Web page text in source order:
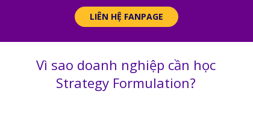
LIÊN HỆ FANPAGE
Vì sao doanh nghiệp cần học
Strategy Formulation?